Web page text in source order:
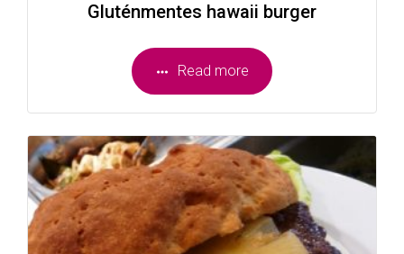
Gluténmentes hawaii burger
Read more